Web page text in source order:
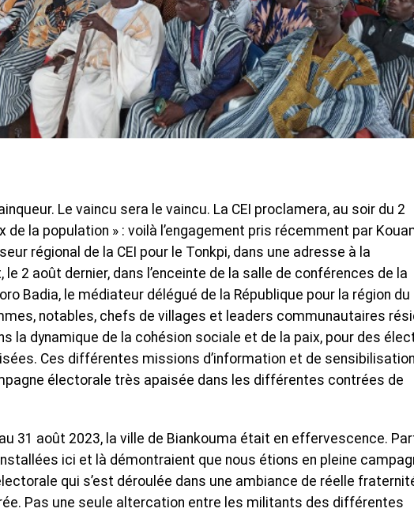
Le vaincu sera le vaincu. La CEI proclamera, au soir du 2
de la population » : voilà l’engagement pris récemment par
régional de la CEI pour le Tonkpi, dans une adresse à la
2 août dernier, dans l’enceinte de la salle de conférences de la
Badia, le médiateur délégué de la République pour la région du
notables, chefs de villages et leaders communautaires
la dynamique de la cohésion sociale et de la paix, pour des
Ces différentes missions d’information et de
électorale très apaisée dans les différentes contrées de
31 août 2023, la ville de Biankouma était en effervescence.
ici et là démontraient que nous étions en pleine
qui s’est déroulée dans une ambiance de réelle
Pas une seule altercation entre les militants des différentes